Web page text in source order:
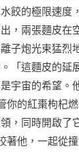
餃的極限速
，兩張麵皮
子炮光束猛
「這麵皮的
宇宙的希望
你的紅棗枸杞
，同時開啟
著他，一起從